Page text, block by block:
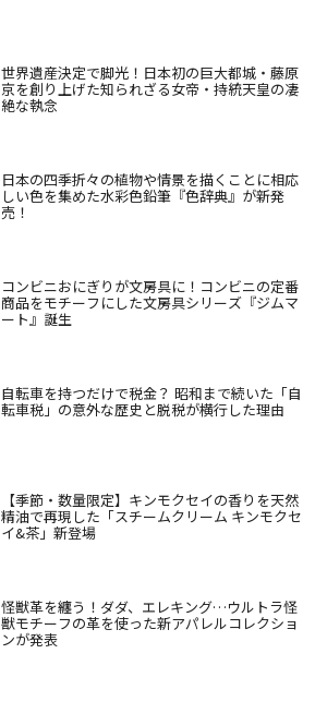
世界遺産決定で脚光！日本初の巨大都城・藤原
京を創り上げた知られざる女帝・持統天皇の凄
絶な執念
日本の四季折々の植物や情景を描くことに相応
しい色を集めた水彩色鉛筆『色辞典』が新発
売！
コンビニおにぎりが文房具に！コンビニの定番
商品をモチーフにした文房具シリーズ『ジムマ
ート』誕生
自転車を持つだけで税金？ 昭和まで続いた「自
転車税」の意外な歴史と脱税が横行した理由
【季節・数量限定】キンモクセイの香りを天然
精油で再現した「スチームクリーム キンモクセ
イ&茶」新登場
怪獣革を纏う！ダダ、エレキング…ウルトラ怪
獣モチーフの革を使った新アパレルコレクショ
ンが発表